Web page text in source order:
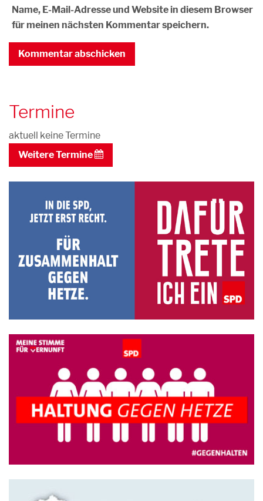
Name, E-Mail-Adresse und Website in diesem Browser
für meinen nächsten Kommentar speichern.
Termine
aktuell keine Termine
Weitere Termine